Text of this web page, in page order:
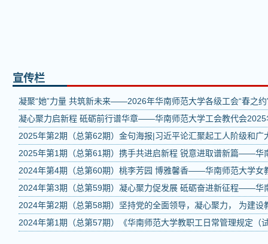
宣传栏
凝聚“她”力量 共筑新未来——2026年华南师范大学各级工会“春之约
凝心聚力启新程 砥砺前行谱华章——华南师范大学工会教代会2025
2025年第2期（总第62期）金句海报|习近平论汇聚起工人阶级和广
2025年第1期（总第61期）携手共进启新程 锐意进取谱新篇——华
2024年第4期（总第60期）桃李芳园 博雅馨香——华南师范大学女
2024年第3期（总第59期）凝心聚力促发展 砥砺奋进新征程——华
2024年第2期（总第58期）坚持党的全面领导，凝心聚力， 为建
2024年第1期（总第57期）《华南师范大学教职工日常管理规定（